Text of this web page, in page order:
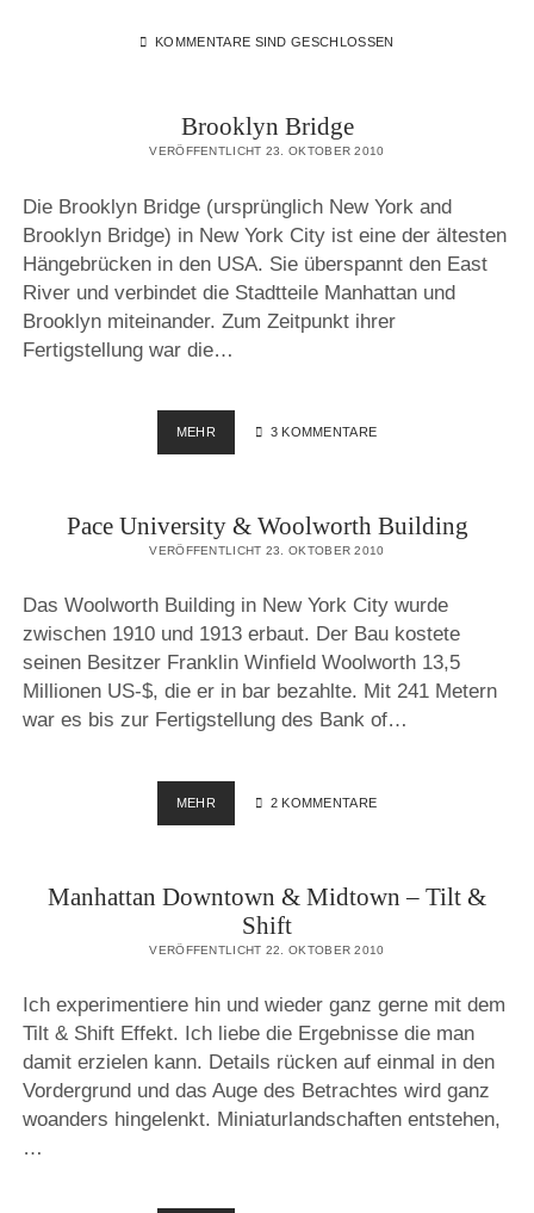
KOMMENTARE SIND GESCHLOSSEN
Brooklyn Bridge
VERÖFFENTLICHT 23. OKTOBER 2010
Die Brooklyn Bridge (ursprünglich New York and
Brooklyn Bridge) in New York City ist eine der ältesten
Hängebrücken in den USA. Sie überspannt den East
River und verbindet die Stadtteile Manhattan und
Brooklyn miteinander. Zum Zeitpunkt ihrer
Fertigstellung war die…
MEHRBROOKLYN
BRIDGE
3 KOMMENTARE
Pace University & Woolworth Building
VERÖFFENTLICHT 23. OKTOBER 2010
Das Woolworth Building in New York City wurde
zwischen 1910 und 1913 erbaut. Der Bau kostete
seinen Besitzer Franklin Winfield Woolworth 13,5
Millionen US-$, die er in bar bezahlte. Mit 241 Metern
war es bis zur Fertigstellung des Bank of…
MEHRPACE
UNIVERSITY
BUILDING
2 KOMMENTARE
Manhattan Downtown & Midtown – Tilt &
Shift
VERÖFFENTLICHT 22. OKTOBER 2010
Ich experimentiere hin und wieder ganz gerne mit dem
Tilt & Shift Effekt. Ich liebe die Ergebnisse die man
damit erzielen kann. Details rücken auf einmal in den
Vordergrund und das Auge des Betrachtes wird ganz
woanders hingelenkt. Miniaturlandschaften entstehen,
…